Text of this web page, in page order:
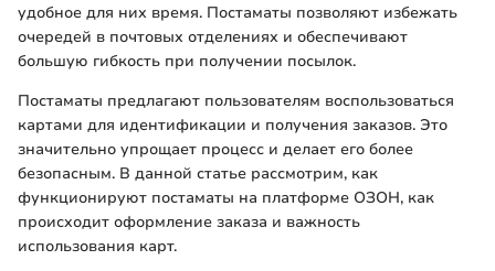
удобное для них время. Постаматы позволяют избежать
очередей в почтовых отделениях и обеспечивают
большую гибкость при получении посылок.
Постаматы предлагают пользователям воспользоваться
картами для идентификации и получения заказов. Это
значительно упрощает процесс и делает его более
безопасным. В данной статье рассмотрим, как
функционируют постаматы на платформе ОЗОН, как
происходит оформление заказа и важность
использования карт.